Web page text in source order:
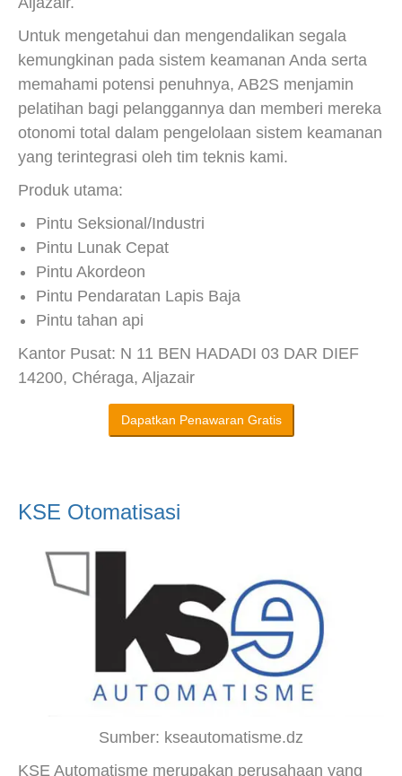
Untuk mengetahui dan mengendalikan segala
kemungkinan pada sistem keamanan Anda serta
memahami potensi penuhnya, AB2S menjamin
pelatihan bagi pelanggannya dan memberi mereka
otonomi total dalam pengelolaan sistem keamanan
yang terintegrasi oleh tim teknis kami.
Produk utama:
Pintu Seksional/Industri
Pintu Lunak Cepat
Pintu Akordeon
Pintu Pendaratan Lapis Baja
Pintu tahan api
Kantor Pusat: N 11 BEN HADADI 03 DAR DIEF
14200, Chéraga, Aljazair
Dapatkan Penawaran Gratis
KSE Otomatisasi
Sumber: kseautomatisme.dz
KSE Automatisme merupakan perusahaan yang